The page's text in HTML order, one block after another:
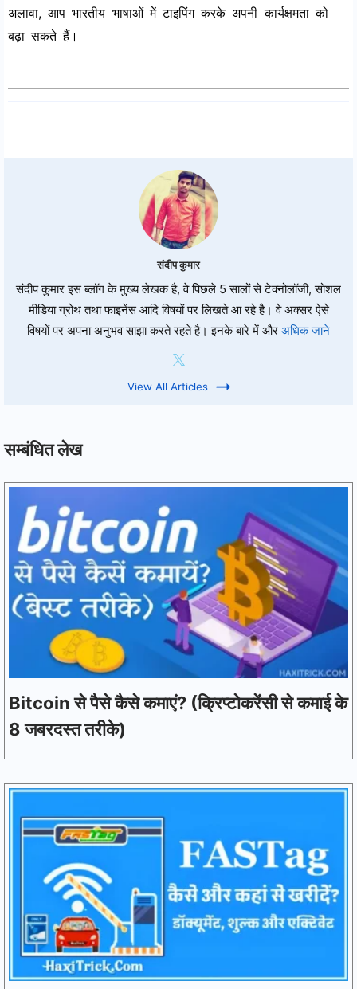
अलावा, आप भारतीय भाषाओं में टाइपिंग करके अपनी कार्यक्षमता को
बढ़ा सकते हैं।
संदीप कुमार
संदीप कुमार इस ब्लॉग के मुख्य लेखक है, वे पिछले 5 सालों से टेक्नोलॉजी, सोशल
मीडिया ग्रोथ तथा फाइनेंस आदि विषयों पर लिखते आ रहे है। वे अक्सर ऐसे
विषयों पर अपना अनुभव साझा करते रहते है। इनके बारे में और अधिक जाने
View All Articles
सम्बंधित लेख
Bitcoin से पैसे कैसे कमाएं? (क्रिप्टोकरेंसी से कमाई के
8 जबरदस्त तरीके)